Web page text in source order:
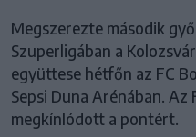
Megszerezte második
Szuperligában a
együttese hétfőn az FC
Sepsi Duna Arénában. Az
megkínlódott a pontért.